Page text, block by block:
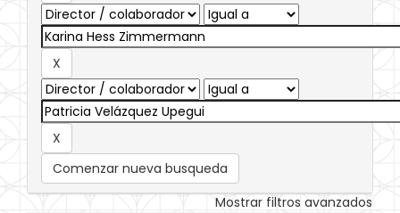
Comenzar nueva busqueda
Mostrar filtros avanzados